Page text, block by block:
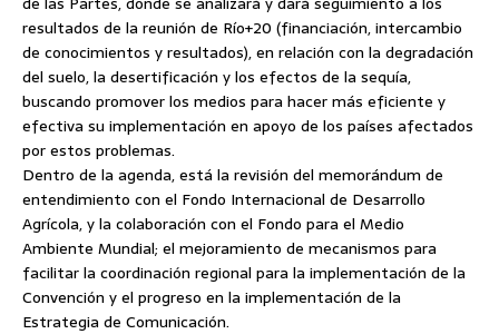
resultados de la reunión de Río+20 (financiación, intercambio
de conocimientos y resultados), en relación con la degradación
del suelo, la desertificación y los efectos de la sequía,
buscando promover los medios para hacer más eficiente y
efectiva su implementación en apoyo de los países afectados
por estos problemas.
Dentro de la agenda, está la revisión del memorándum de
entendimiento con el Fondo Internacional de Desarrollo
Agrícola, y la colaboración con el Fondo para el Medio
Ambiente Mundial; el mejoramiento de mecanismos para
facilitar la coordinación regional para la implementación de la
Convención y el progreso en la implementación de la
Estrategia de Comunicación.